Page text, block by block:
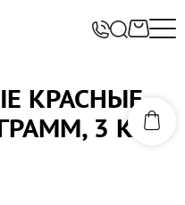
КРАСНЫЕ -
3 КГ, 4